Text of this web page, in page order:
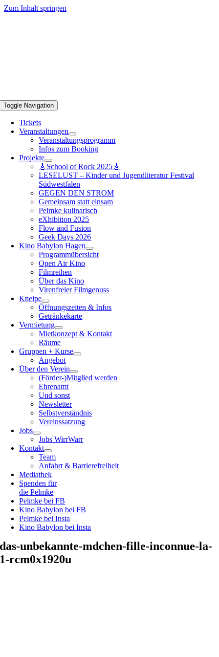
Zum Inhalt springen
Toggle Navigation
Tickets
Veranstaltungen
Veranstaltungsprogramm
Infos zum Booking
Projekte
🎸School of Rock 2025🎸
LESELUST – Kinder und Jugendliteratur Festival
Südwestfalen
GEGEN DEN STROM
Gemeinsam statt einsam
Pelmke kulinarisch
eXhibition 2025
Flow and Fusion
Geek Days 2026
Kino Babylon Hagen
Programmübersicht
Open Air Kino
Filmreihen
Über das Kino
Virenfreier Filmgenuss
Kneipe
Öffnungszeiten & Infos
Getränkekarte
Vermietung
Mietkonzept & Kontakt
Räume
Gruppen + Kurse
Angebot
Über den Verein
(Förder-)Mitglied werden
Ehrenamt
Und sonst
Newsletter
Selbstverständnis
Vereinssatzung
Jobs
Jobs WirrWarr
Kontakt
Team
Anfahrt & Barrierefreiheit
Mediathek
Spenden für
die Pelmke
Pelmke bei FB
Kino Babylon bei FB
Pelmke bei Insta
Kino Babylon bei Insta
das-unbekannte-mdchen-fille-inconnue-la-
1-rcm0x1920u